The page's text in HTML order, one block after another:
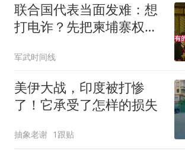
联合国代表当面发难：想
打电诈？先把柬埔寨权贵
军武时间线
美伊大战，印度被打惨
了！它承受了怎样的损失
抽象老谢 1跟贴